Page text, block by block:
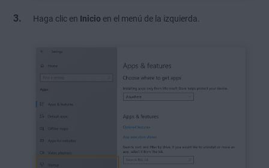
Haga clic en Inicio en el menú de la izquierda.